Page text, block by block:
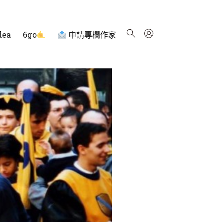
6go 申請專欄作家